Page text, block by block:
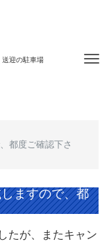
送迎の駐車場
都度ご確認下さ
ますので、都
たが、またキャン